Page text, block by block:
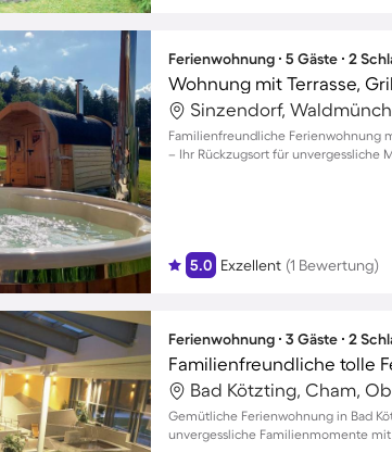
Ferienwohnung ∙ 5 Gäste ∙ 2
Wohnung mit Terrasse,
Sinzendorf,
Familienfreundliche Ferienwohnung
– Ihr Rückzugsort für unvergessliche
5.0 Exzellent (1 Bewertung)
Ferienwohnung ∙ 3 Gäste ∙ 2
Bad Kötzting, Cham,
Gemütliche Ferienwohnung in Bad
unvergessliche Familienmomente